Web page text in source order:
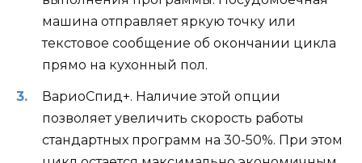
машина отправляет яркую точку или
текстовое сообщение об окончании цикла
прямо на кухонный пол.
ВариоСпид+. Наличие этой опции
позволяет увеличить скорость работы
стандартных программ на 30-50%. При этом